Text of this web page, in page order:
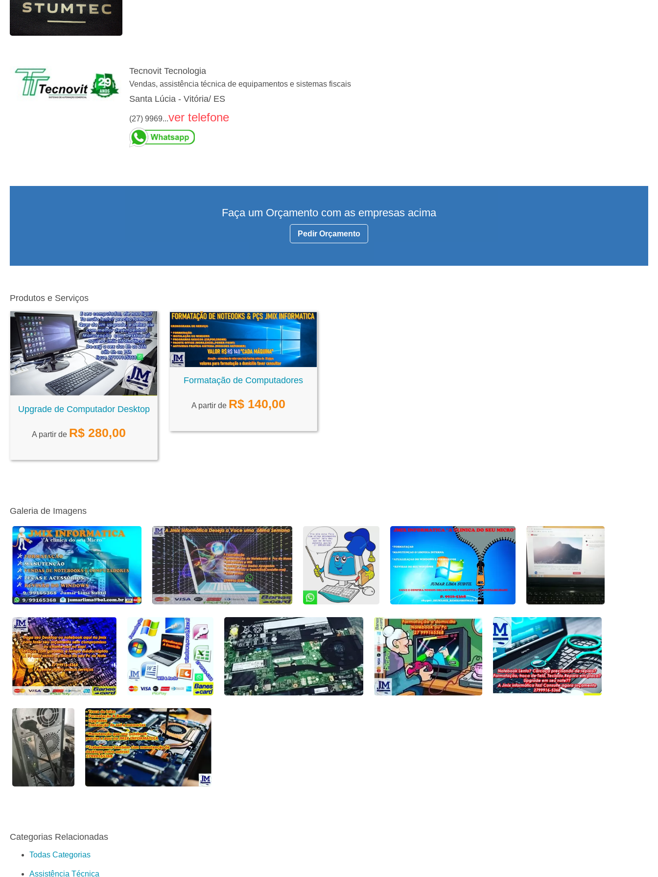
Tecnovit Tecnologia
Vendas, assistência técnica de equipamentos e sistemas fiscais
Santa Lúcia - Vitória/ ES
(27) 9969...ver telefone
Faça um Orçamento com as empresas acima
Pedir Orçamento
Produtos e Serviços
Upgrade de Computador Desktop
A partir de R$ 280,00
Formatação de Computadores
A partir de R$ 140,00
Galeria de Imagens
Categorias Relacionadas
Todas Categorias
Assistência Técnica